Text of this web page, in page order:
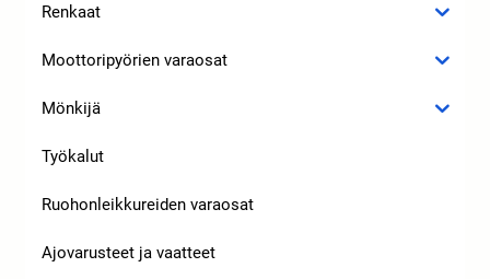
Renkaat
Moottoripyörien varaosat
Mönkijä
Työkalut
Ruohonleikkureiden varaosat
Ajovarusteet ja vaatteet